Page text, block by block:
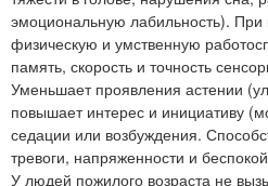
эмоциональную лабильность).
физическую и умственную
память, скорость и точность
Уменьшает проявления астении
повышает интерес и инициативу
седации или возбуждения.
тревоги, напряженности и
У людей пожилого возраста не